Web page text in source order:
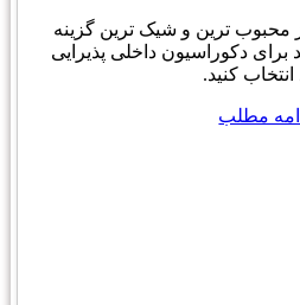
محبوب ترین و شیک ترین گزینه
برای دکوراسیون داخلی پذیرایی
کنید.
مطلب